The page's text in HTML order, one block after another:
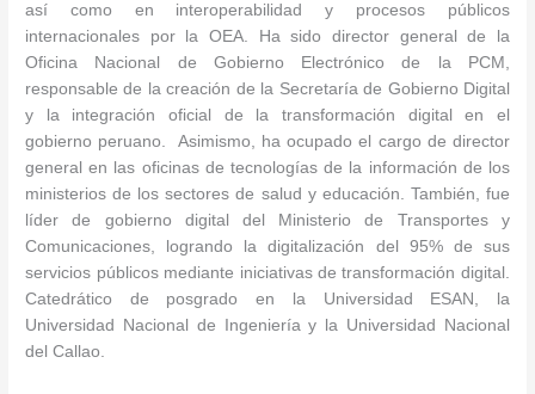
así como en interoperabilidad y procesos públicos
internacionales por la OEA. Ha sido director general de la
Oficina Nacional de Gobierno Electrónico de la PCM,
responsable de la creación de la Secretaría de Gobierno Digital
y la integración oficial de la transformación digital en el
gobierno peruano. Asimismo, ha ocupado el cargo de director
general en las oficinas de tecnologías de la información de los
ministerios de los sectores de salud y educación. También, fue
líder de gobierno digital del Ministerio de Transportes y
Comunicaciones, logrando la digitalización del 95% de sus
servicios públicos mediante iniciativas de transformación digital.
Catedrático de posgrado en la Universidad ESAN, la
Universidad Nacional de Ingeniería y la Universidad Nacional
del Callao.